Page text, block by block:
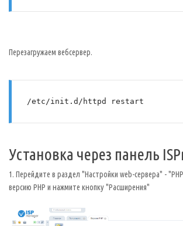
Перезагружаем вебсервер.
/etc/init.d/httpd restart
Установка через панель
1. Перейдите в раздел "Настройки web-сервера" -
версию PHP и нажмите кнопку "Расширения"